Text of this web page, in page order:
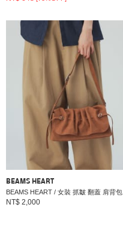
BEAMS HEART
BEAMS HEART / 女裝 抓皺 翻蓋 肩背包
NT$ 2,000